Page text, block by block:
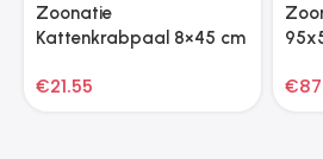
Zoonatie
Kattenkrabpaal 8×45 cm
€21.55
€